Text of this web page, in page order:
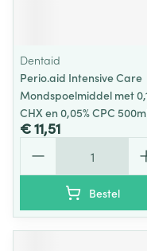
Dentaid
Perio.aid Intensive Care
Mondspoelmiddel met
CHX en 0,05% CPC
€ 11,51
Bestel